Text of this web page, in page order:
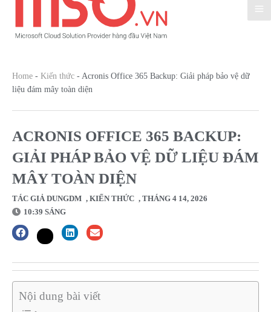
Home - Kiến thức - Acronis Office 365 Backup: Giải pháp bảo vệ dữ
liệu đám mây toàn diện
ACRONIS OFFICE 365 BACKUP:
GIẢI PHÁP BẢO VỆ DỮ LIỆU ĐÁM
MÂY TOÀN DIỆN
TÁC GIẢ DUNGDM , KIẾN THỨC , THÁNG 4 14, 2026
10:39 SÁNG
Nội dung bài viết